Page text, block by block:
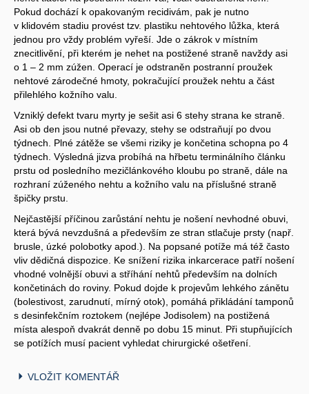
Pokud dochází k opakovaným recidivám, pak je nutno
v klidovém stadiu provést tzv. plastiku nehtového lůžka, která
jednou pro vždy problém vyřeší. Jde o zákrok v místním
znecitlivění, při kterém je nehet na postižené straně navždy asi
o 1 – 2 mm zúžen. Operací je odstraněn postranní proužek
nehtové zárodečné hmoty, pokračující proužek nehtu a část
přilehlého kožního valu.
Vzniklý defekt tvaru myrty je sešit asi 6 stehy strana ke straně.
Asi ob den jsou nutné převazy, stehy se odstraňují po dvou
týdnech. Plné zátěže se všemi riziky je končetina schopna po 4
týdnech. Výsledná jizva probíhá na hřbetu terminálního článku
prstu od posledního mezičlánkového kloubu po straně, dále na
rozhraní zúženého nehtu a kožního valu na příslušné straně
špičky prstu.
Nejčastější příčinou zarůstání nehtu je nošení nevhodné obuvi,
která bývá nevzdušná a především ze stran stlačuje prsty (např.
brusle, úzké polobotky apod.). Na popsané potíže má též často
vliv dědičná dispozice. Ke snížení rizika inkarcerace patří nošení
vhodné volnější obuvi a stříhání nehtů především na dolních
končetinách do roviny. Pokud dojde k projevům lehkého zánětu
(bolestivost, zarudnutí, mírný otok), pomáhá přikládání tamponů
s desinfekčním roztokem (nejlépe Jodisolem) na postižená
místa alespoň dvakrát denně po dobu 15 minut. Při stupňujících
se potížích musí pacient vyhledat chirurgické ošetření.
VLOŽIT KOMENTÁŘ